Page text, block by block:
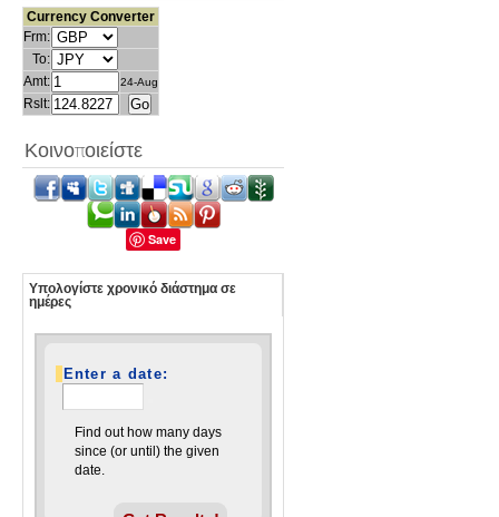
Currency Converter
Frm:
To:
Amt:
24-Aug
Rslt:
Κοινοποιείστε
Save
Υπολογίστε χρονικό διάστημα σε
ημέρες
Enter a date:
Find out how many days
since (or until) the given
date.